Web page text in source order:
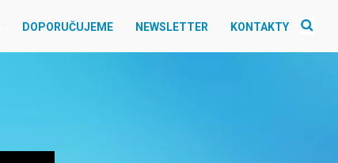
DOPORUČUJEME NEWSLETTER KONTAKTY